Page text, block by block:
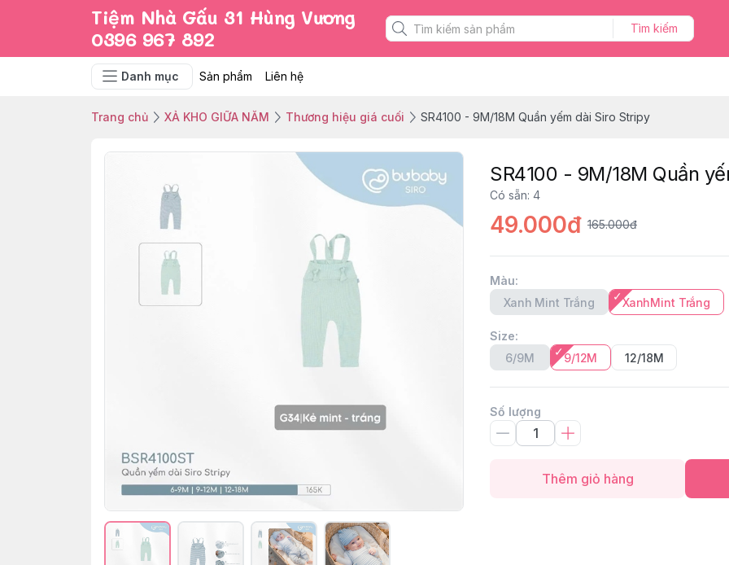
Tiệm Nhà Gấu 31 Hùng Vương
0396 967 892
Tìm kiếm
Danh mục Sản phẩm Liên hệ
Trang chủ XẢ KHO GIỮA NĂM Thương hiệu giá cuối SR4100 - 9M/18M Quần yếm dài Siro Stripy
SR4100 - 9M/18M Quần
Có sẵn: 4
49.000đ 165.000đ
Màu:
Xanh Mint Trắng
XanhMint Trắng
Size:
6/9M
9/12M 12/18M
Số lượng
Thêm giỏ hàng